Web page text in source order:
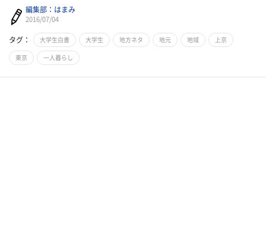
編集部：はまみ
2016/07/04
タグ： 大学生白書 大学生 地方ネタ 地元 地域 上京
東京 一人暮らし